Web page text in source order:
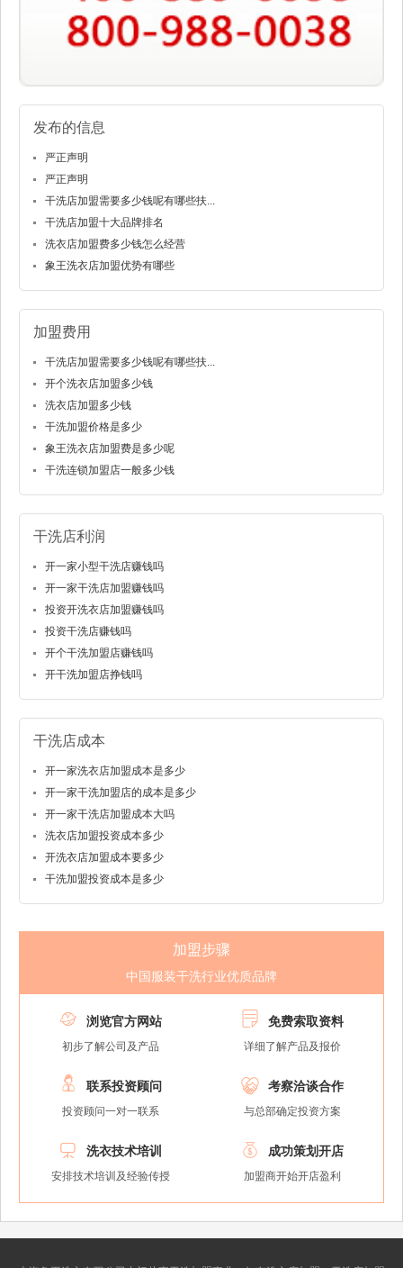
发布的信息
严正声明
严正声明
干洗店加盟需要多少钱呢有哪些扶...
干洗店加盟十大品牌排名
洗衣店加盟费多少钱怎么经营
象王洗衣店加盟优势有哪些
加盟费用
干洗店加盟需要多少钱呢有哪些扶...
开个洗衣店加盟多少钱
洗衣店加盟多少钱
干洗加盟价格是多少
象王洗衣店加盟费是多少呢
干洗连锁加盟店一般多少钱
干洗店利润
开一家小型干洗店赚钱吗
开一家干洗店加盟赚钱吗
投资开洗衣店加盟赚钱吗
投资干洗店赚钱吗
开个干洗加盟店赚钱吗
开干洗加盟店挣钱吗
干洗店成本
开一家洗衣店加盟成本是多少
开一家干洗加盟店的成本是多少
开一家干洗店加盟成本大吗
洗衣店加盟投资成本多少
开洗衣店加盟成本要多少
干洗加盟投资成本是多少
加盟步骤
中国服装干洗行业优质品牌
 浏览官方网站
初步了解公司及产品
 免费索取资料
详细了解产品及报价
 联系投资顾问
投资顾问一对一联系
 考察洽谈合作
与总部确定投资方案
 洗衣技术培训
安排技术培训及经验传授
 成功策划开店
加盟商开始开店盈利